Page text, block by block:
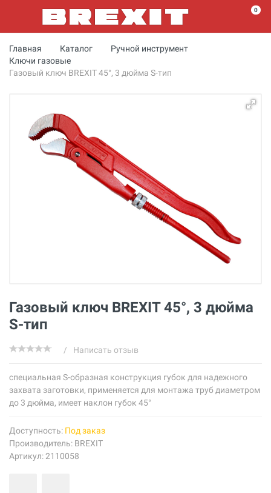
0
Главная Каталог
Ручной инструмент
Ключи газовые
Газовый ключ BREXIT 45°, 3 дюйма S-тип
Газовый ключ BREXIT 45°, 3 дюйма
S-тип
/ Написать отзыв
специальная S-образная конструкция губок для надежного
захвата заготовки, применяется для монтажа труб диаметром
до 3 дюйма, имеет наклон губок 45°
Доступность: Под заказ
Производитель: BREXIT
Артикул: 2110058